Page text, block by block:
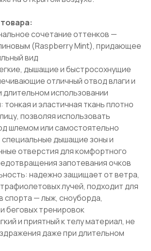
сочетание оттенков —
(Raspberry Mint), придающее
вид
дышащие и быстросохнущие
отличный отвод влаги и
использовании
тонкая и эластичная ткань плотно
позволяя использовать
шлемом или самостоятельно
дышащие зоны и
отверстия для комфортного
запотевания очков
надежно защищает от ветра,
лучей, подходит для
спорта — лыж, сноуборда,
беговых тренировок
и приятный к телу материал, не
даже при длительном